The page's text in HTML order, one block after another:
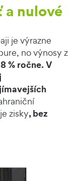
nulové
je výrazne
no výnosy z
% ročne.V
zisky, bez